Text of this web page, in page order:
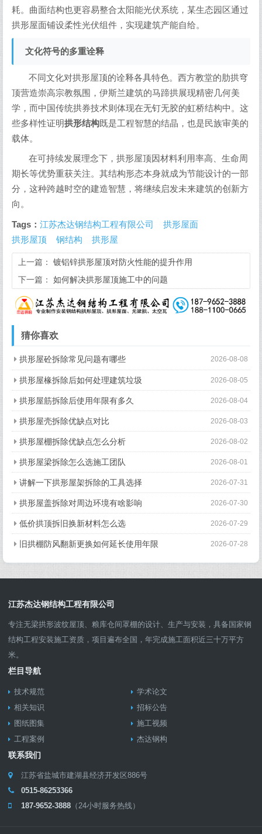
耗。曲面结构也更容易整合太阳能光伏系统，某生态园区通过
拱形屋面铺设柔性光伏组件，实现建筑产能自给。
文化符号的多重诠释
不同文化对拱形屋顶的诠释各具特色。西方教堂的肋拱穹
顶营造崇高宗教氛围，伊斯兰建筑的马蹄拱展现精密几何美
学，而中国传统拱券技术则体现在无钉无胶的虹桥结构中。这
些多样性证明拱形结构既是工程智慧的结晶，也是民族审美的
载体。
在可持续发展理念下，拱形屋顶因材料利用率高、生命周
期长等优势重获关注。其结构形态本身就成为节能设计的一部
分，这种跨越时空的建造智慧，将继续启发未来建筑的创新方
向。
Tags： 江苏杰达钢结构工程有限公司
拱形屋面
拱形屋顶
钢结构 拱形屋
上一篇： 镀铝锌拱形屋顶对防火性能的提升作用
下一篇： 如何解决拱形屋顶施工中的问题
猜你喜欢
2026-08-08
拱形屋砼拆除常见问题有哪些
2026-08-05
拱形屋椽拆除后如何处理建筑垃圾
2026-08-04
拱形屋筋拆除后使用年限有多久
2026-08-03
拱形屋壳拆除优缺点对比
2026-08-02
拱形屋棚拆除优缺点怎么分析
2026-08-01
拱形屋梁拆除怎么选施工团队
2026-07-31
讲解一下拱形屋架拆除的工具选择
2026-07-30
拱形屋盖拆除对周边环境有啥影响
2026-07-29
低价拱顶拆旧换新材料怎么选
2026-07-28
旧拱棚防风翻新更换如何延长使用年限
江苏杰达钢结构工程有限公司
专注无梁拱形波纹屋顶、粮库仓间罩棚的设计、生产与安装，具备国家钢
结构工程安装施工资质，项目遍布全国，年完成施工面积近三十万平方
米。
栏目导航
技术规范
学术论文
相关知识
招标公告
图纸图集
施工视频
工程案例
杰达钢构
联系我们
江苏省盐城市建湖县经济开发区886号
0515-86253366
187-9652-3888 （24小时服务热线）